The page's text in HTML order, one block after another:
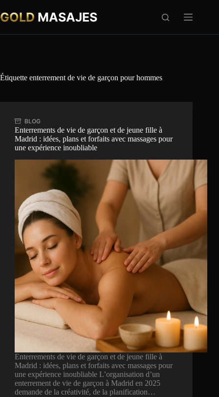
au
contenu
GOLD MASAJES
Étiquette enterrement de vie de garçon pour hommes
BLOG
Enterrements de vie de garçon et de jeune fille à
Madrid : idées, plans et forfaits avec massages pour
une expérience inoubliable
Enterrements de vie de garçon et de jeune fille à
Madrid : idées, plans et forfaits avec massages pour
une expérience inoubliable L’organisation d’un
enterrement de vie de garçon à Madrid en 2025
demande de la créativité, de la planification…